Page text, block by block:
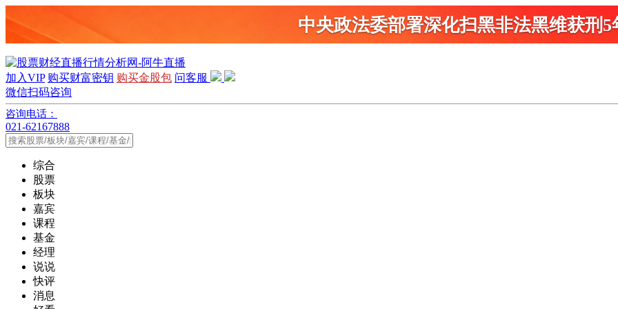
中央政法委部署深化扫黑非法黑维获刑5
加入VIP 购买财富密钥 购买金股包 问客服
微信扫码咨询
咨询电话：
021-62167888
综合
股票
板块
嘉宾
课程
基金
经理
说说
快评
消息